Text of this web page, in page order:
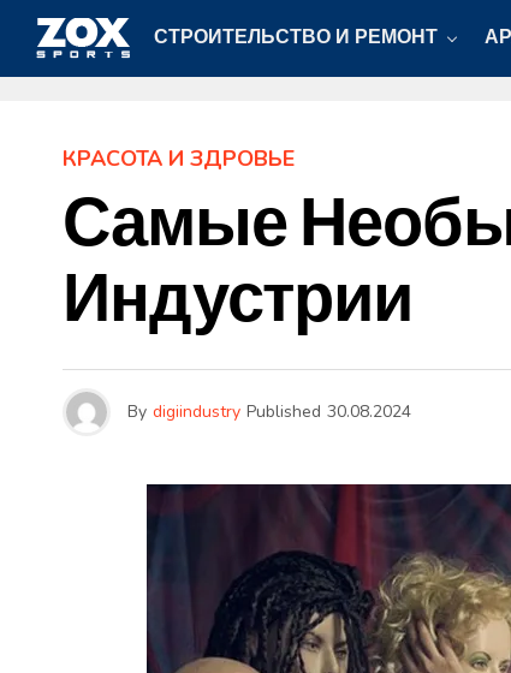
СТРОИТЕЛЬСТВО И РЕМОНТ
КРАСОТА И ЗДРОВЬЕ
Самые
Индустрии
By digiindustry Published 30.08.2024